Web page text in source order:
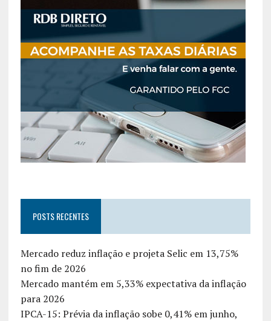
POSTS RECENTES
Mercado reduz inflação e projeta Selic em 13,75%
no fim de 2026
Mercado mantém em 5,33% expectativa da inflação
para 2026
IPCA-15: Prévia da inflação sobe 0,41% em junho,